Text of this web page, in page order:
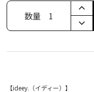
数量 1
【ideey.（イディー）】